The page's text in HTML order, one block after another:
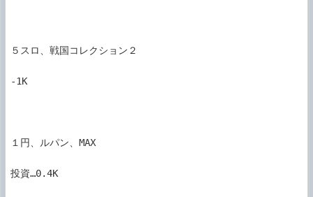
５スロ、戦国コレクション２
-1K
１円、ルパン、MAX
投資…0.4K